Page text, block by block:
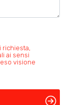
richiesta,
ai sensi
visione